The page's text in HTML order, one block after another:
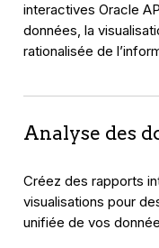
interactives Oracle
données, la
rationalisée de
Analyse des
Créez des rapports
visualisations pour
unifiée de vos